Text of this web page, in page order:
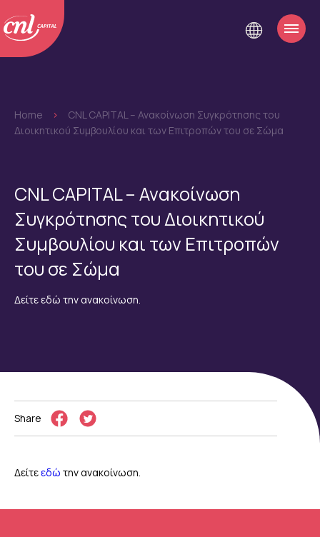
Home >
CNL CAPITAL – Ανακοίνωση Συγκρότησης του
Διοικητικού Συμβουλίου και των Επιτροπών του σε Σώμα
CNL CAPITAL – Ανακοίνωση
Συγκρότησης του Διοικητικού
Συμβουλίου και των Επιτροπών
του σε Σώμα
Δείτε εδώ την ανακοίνωση.
Share
Δείτεεδώ την ανακοίνωση.